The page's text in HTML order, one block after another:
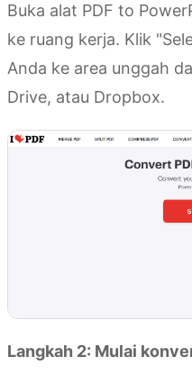
Buka alat PDF to
ke ruang kerja. Klik
Anda ke area unggah
Drive, atau Dropbox.
Langkah 2: Mulai